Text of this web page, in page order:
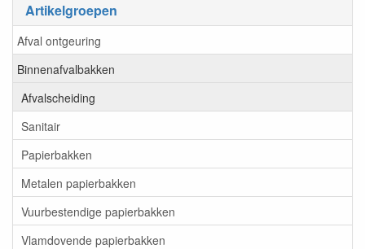
Artikelgroepen
Afval ontgeuring
Binnenafvalbakken
Afvalscheiding
Sanitair
Papierbakken
Metalen papierbakken
Vuurbestendige papierbakken
Vlamdovende papierbakken